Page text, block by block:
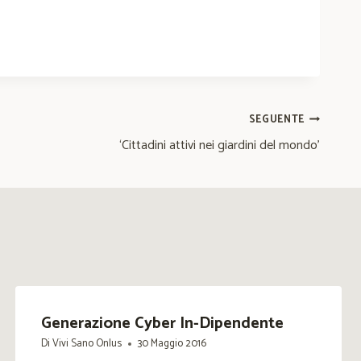
SEGUENTE
‘Cittadini attivi nei giardini del mondo’
Generazione Cyber In-Dipendente
DiVivi Sano Onlus 30 Maggio 2016